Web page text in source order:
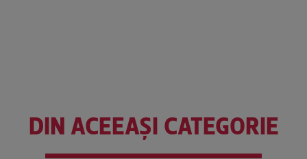
DIN ACEEAȘI CATEGORIE